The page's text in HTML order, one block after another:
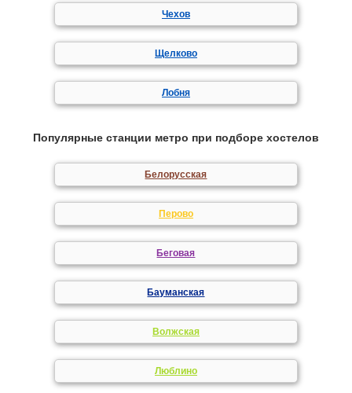
Чехов
Щелково
Лобня
Популярные станции метро при подборе хостелов
Белорусская
Перово
Беговая
Бауманская
Волжская
Люблино